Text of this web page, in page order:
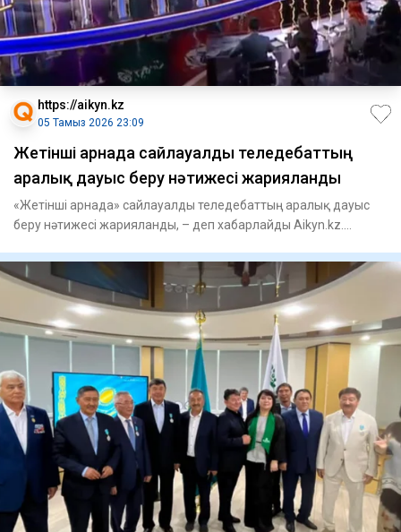
https://aikyn.kz
05 Тамыз 2026 23:09
Жетінші арнада сайлауалды теледебаттың
аралық дауыс беру нәтижесі жарияланды
«Жетінші арнада» сайлауалды теледебаттың аралық дауыс
беру нәтижесі жарияланды, – деп хабарлайды Aikyn.kz.